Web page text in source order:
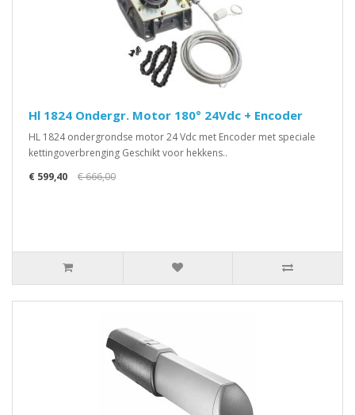
Hl 1824 Ondergr. Motor 180° 24Vdc + Encoder
HL 1824 ondergrondse motor 24 Vdc met Encoder met speciale
kettingoverbrenging Geschikt voor hekkens..
€ 599,40
€ 666,00